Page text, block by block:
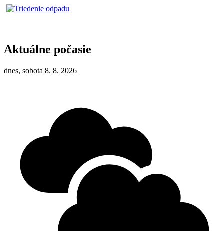
Aktuálne počasie
dnes, sobota 8. 8. 2026